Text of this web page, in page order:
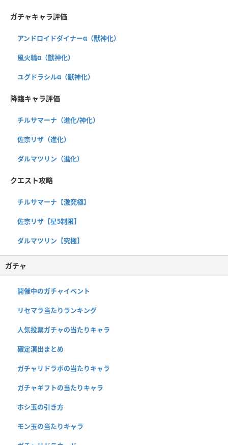
ガチャキャラ評価
アンドロイドダイナーα（獣神化）
風火輪α（獣神化）
ユグドラシルα（獣神化）
降臨キャラ評価
チルサマーナ（進化/神化）
佐宗リザ（進化）
ダルマツリン（進化）
クエスト攻略
チルサマーナ【激究極】
佐宗リザ【星5制限】
ダルマツリン【究極】
ガチャ
開催中のガチャイベント
リセマラ当たりランキング
人気投票ガチャの当たりキャラ
確定演出まとめ
ガチャリドラボの当たりキャラ
ガチャギフトの当たりキャラ
ホシ玉の引き方
モン玉の当たりキャラ